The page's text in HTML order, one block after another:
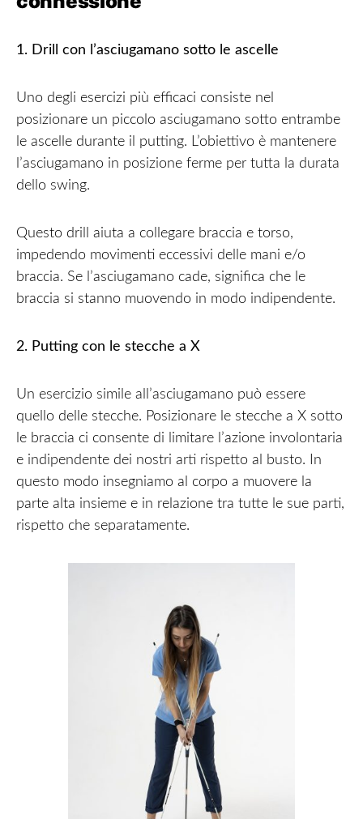
1. Drill con l’asciugamano sotto le ascelle
Uno degli esercizi più efficaci consiste nel
posizionare un piccolo asciugamano sotto entrambe
le ascelle durante il putting. L’obiettivo è mantenere
l’asciugamano in posizione ferme per tutta la durata
dello swing.
Questo drill aiuta a collegare braccia e torso,
impedendo movimenti eccessivi delle mani e/o
braccia. Se l’asciugamano cade, significa che le
braccia si stanno muovendo in modo indipendente.
2. Putting con le stecche a X
Un esercizio simile all’asciugamano può essere
quello delle stecche. Posizionare le stecche a X sotto
le braccia ci consente di limitare l’azione involontaria
e indipendente dei nostri arti rispetto al busto. In
questo modo insegniamo al corpo a muovere la
parte alta insieme e in relazione tra tutte le sue parti,
rispetto che separatamente.